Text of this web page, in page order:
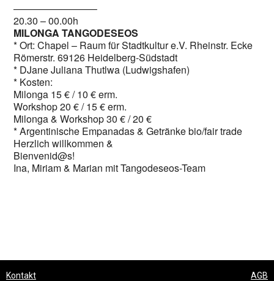
————————–
20.30 – 00.00h
MILONGA TANGODESEOS
* Ort: Chapel – Raum für Stadtkultur e.V. Rheinstr. Ecke
Römerstr. 69126 Heidelberg-Südstadt
* DJane Juliana Thutlwa (Ludwigshafen)
* Kosten:
Milonga 15 € / 10 € erm.
Workshop 20 € / 15 € erm.
Milonga & Workshop 30 € / 20 €
* Argentinische Empanadas & Getränke bio/fair trade
Herzlich willkommen &
Bienvenid@s!
Ina, Miriam & Marian mit Tangodeseos-Team
Kontakt
AGB